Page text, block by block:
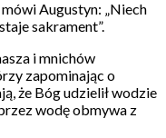
mówi Augustyn: „Niech
sakrament”.
i mnichów
zapominając o
że Bóg udzielił wodzie
wodę obmywa z